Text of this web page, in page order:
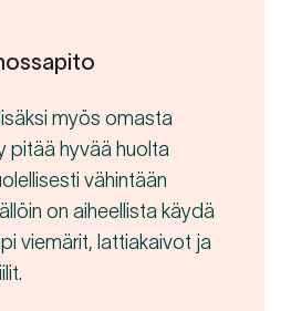
myös omasta
pitää hyvää huolta
vähintään
on aiheellista käydä
viemärit, lattiakaivot ja